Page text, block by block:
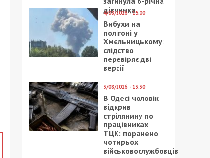
дівчинка
4/08/2026 - 15:00
Вибухи на
полігоні у
Хмельницькому:
слідство
перевіряє дві
версії
3/08/2026 - 13:30
В Одесі чоловік
відкрив
стрілянину по
працівниках
ТЦК: поранено
чотирьох
військовослужбовців